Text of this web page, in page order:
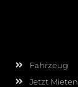
Fahrzeug
Jetzt Mieten